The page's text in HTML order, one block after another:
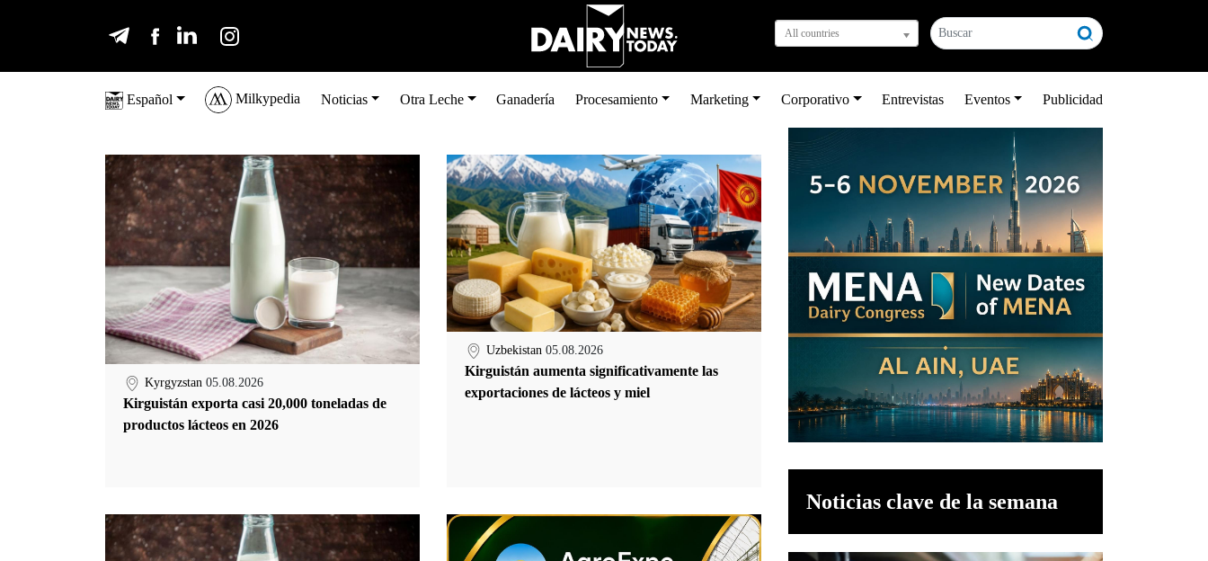
All countries
Español Milkypedia Noticias Otra Leche Ganadería Procesamiento Marketing Corporativo Entrevistas Eventos Publicidad
Kyrgyzstan 05.08.2026
Kirguistán exporta casi 20,000 toneladas de
productos lácteos en 2026
Uzbekistan 05.08.2026
Kirguistán aumenta significativamente las
exportaciones de lácteos y miel
Noticias clave de la semana